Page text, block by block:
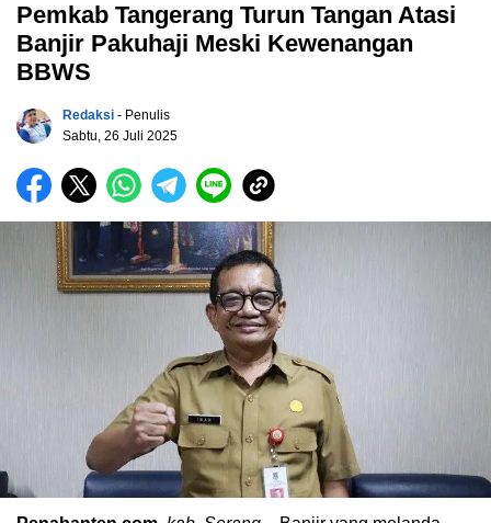
Pemkab Tangerang Turun Tangan Atasi
Banjir Pakuhaji Meski Kewenangan
BBWS
Redaksi - Penulis
Sabtu, 26 Juli 2025